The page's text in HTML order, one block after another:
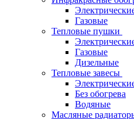
Газовые
Тепловые пушки
Газовые
Дизельные
Тепловые завесы
Без обогрева
Водяные
Масляные